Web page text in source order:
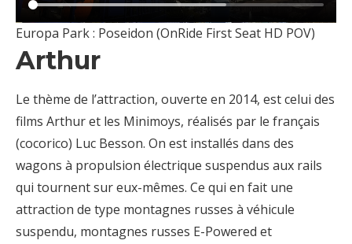
Europa Park : Poseidon (OnRide First Seat HD POV)
Arthur
Le thème de l’attraction, ouverte en 2014, est celui des
films Arthur et les Minimoys, réalisés par le français
(cocorico) Luc Besson. On est installés dans des
wagons à propulsion électrique suspendus aux rails
qui tournent sur eux-mêmes. Ce qui en fait une
attraction de type montagnes russes à véhicule
suspendu, montagnes russes E-Powered et